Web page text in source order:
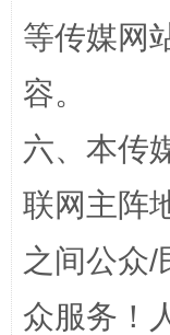
招工难
等传媒网
容。
六、本传
联网主阵
之间公众
众服务！